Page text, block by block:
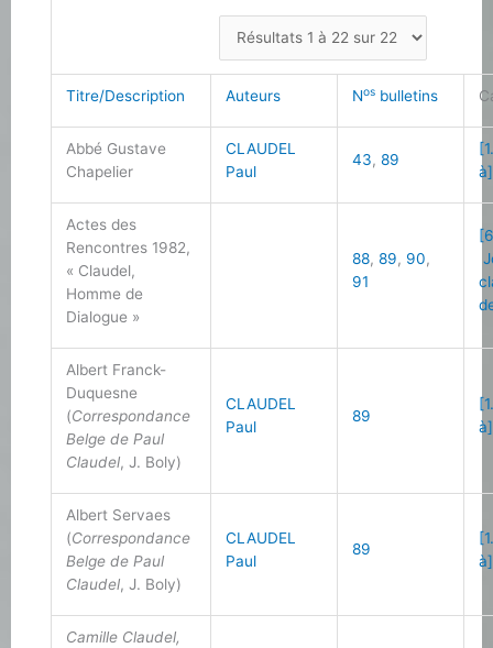
Titre/Description Auteurs Nos bulletins
Abbé Gustave
Chapelier
CLAUDEL
Paul
43,89
à]
Actes des
Rencontres 1982,
« Claudel,
Homme de
Dialogue »
88,89, 90,
91
Albert Franck-
Duquesne
(Correspondance
Belge de Paul
Claudel, J. Boly)
CLAUDEL
Paul
89
à]
Albert Servaes
(Correspondance
Belge de Paul
Claudel, J. Boly)
CLAUDEL
Paul
89
à]
Camille Claudel,